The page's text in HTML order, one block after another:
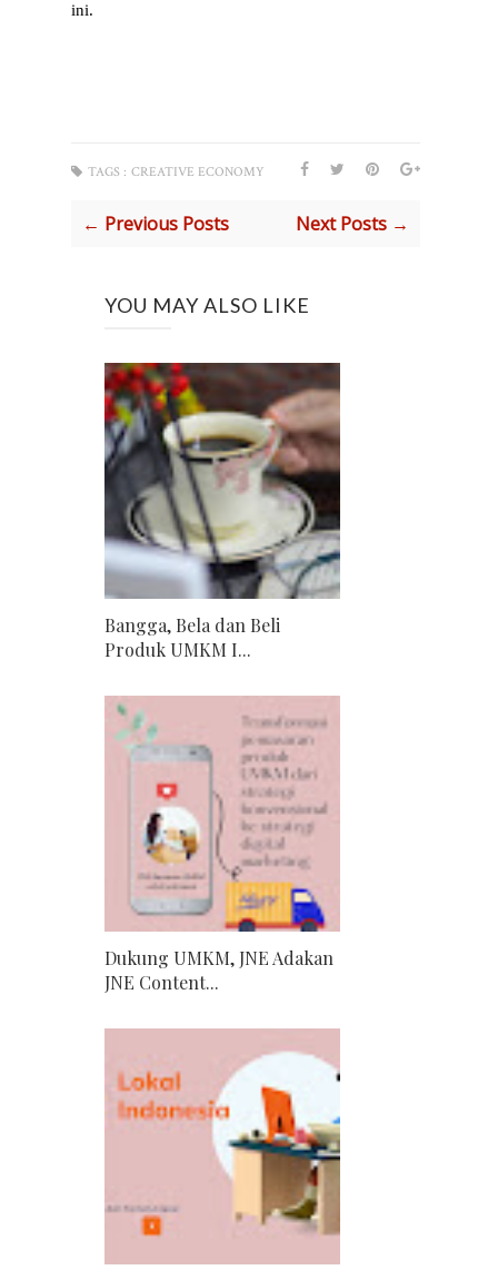
ini.
TAGS : CREATIVE ECONOMY
← Previous Posts Next Posts →
YOU MAY ALSO LIKE
Bangga, Bela dan Beli
Produk UMKM I...
Dukung UMKM, JNE Adakan
JNE Content...